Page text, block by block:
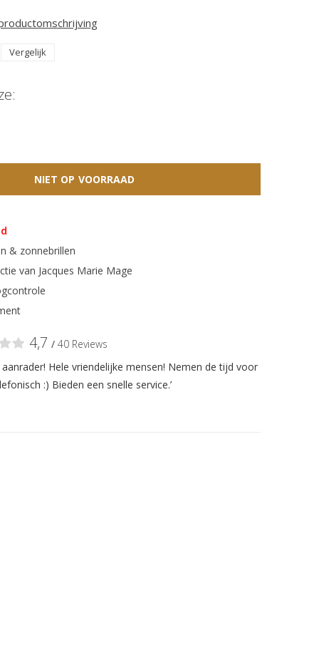
Vergelijk
NIET OP VOORRAAD
& zonnebrillen
van Jacques Marie Mage
4,7 / 40 Reviews
aanrader! Hele vriendelijke mensen! Nemen de tijd voor
:) Bieden een snelle service.’